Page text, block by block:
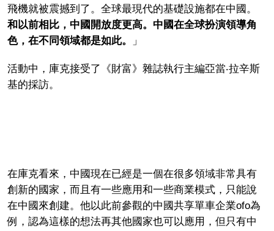
飛機就被震撼到了。全球最現代的基礎設施都在中國。
和以前相比，中國開放度更高。中國在全球扮演領導角
色，在不同領域都是如此。
」
活動中，庫克接受了《財富》雜誌執行主編亞當‧拉辛斯
基的採訪。
在庫克看來，中國現在已經是一個在很多領域非常具有
創新的國家，而且有一些應用和一些商業模式，只能說
在中國來創建。他以此前參觀的中國共享單車企業ofo為
例，認為這樣的想法再其他國家也可以應用，但只有中